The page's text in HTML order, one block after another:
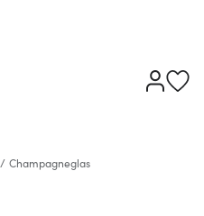
/ Champagneglas